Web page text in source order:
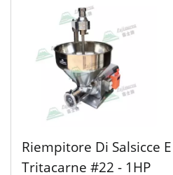
Riempitore Di Salsicce E
Tritacarne #22 - 1HP